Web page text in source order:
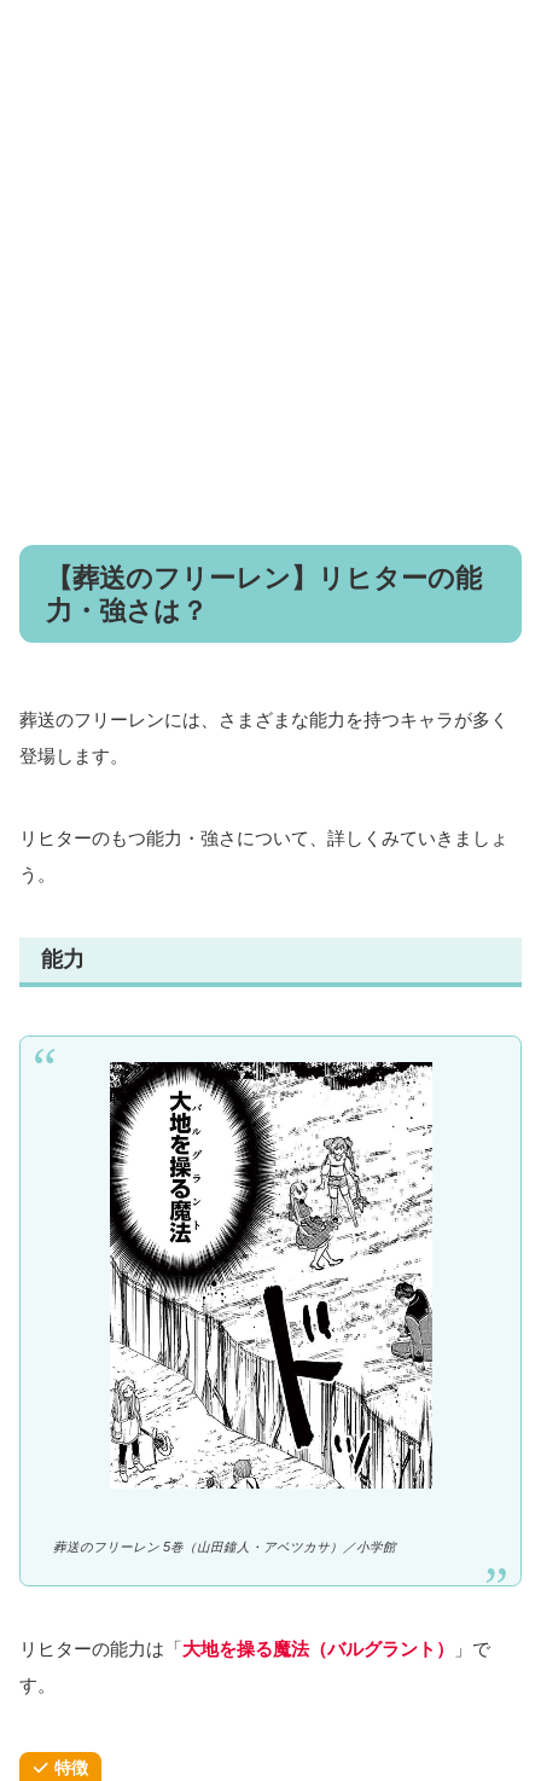
【葬送のフリーレン】リヒターの能
力・強さは？
葬送のフリーレンには、さまざまな能力を持つキャラが多く
登場します。
リヒターのもつ能力・強さについて、詳しくみていきましょ
う。
能力
葬送のフリーレン 5巻（山田鐘人・アベツカサ）／小学館
リヒターの能力は「大地を操る魔法（バルグラント）
」で
す。
特徴